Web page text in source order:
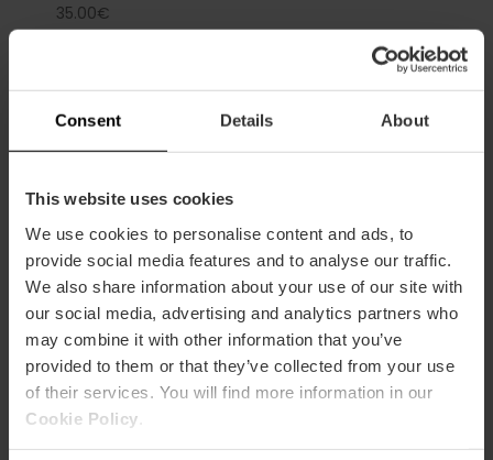
Consent Details About
This website uses cookies
We use cookies to personalise content and ads, to
provide social media features and to analyse our traffic.
We also share information about your use of our site with
our social media, advertising and analytics partners who
may combine it with other information that you’ve
provided to them or that they’ve collected from your use
of their services. You will find more information in our
Cookie Policy
35.00€
Kapazität
Restaurantkapazität
40
Wie komme ich an?